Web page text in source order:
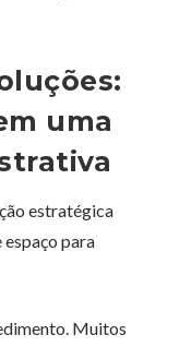
uma
estratégica
para
Muitos